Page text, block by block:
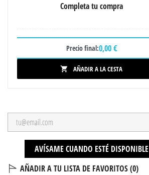
Completa tu compra
Precio final:0,00 €
 AÑADIR A LA CESTA
AVÍSAME CUANDO ESTÉ DISPONIBLE
AÑADIR A TU LISTA DE FAVORITOS (0)